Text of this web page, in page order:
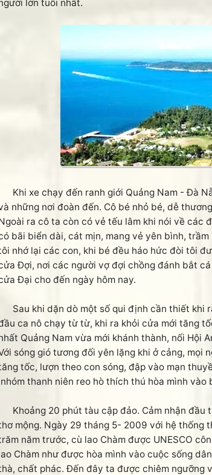
lớn tuổi nhất.
Khi xe chạy đến ranh giới Quảng Nam - Đà
những nơi đoàn đến. Cô bé nhỏ bé, dễ
ra cô ta còn có vẻ tếu lâm khi nói về các
bãi biển dài, cát mịn, mang vẻ yên bình,
nhớ lại các con, khi bé đều háo hức đòi tôi
Đợi, nơi các người vợ đợi chồng đánh bắt
Đại cho đến ngày hôm nay.
Sau khi dặn dò một số qui định cần thiết khi
ca nô chạy từ từ, khi ra khỏi cửa mới tăng
Quảng Nam vừa mới khánh thành, nối Hội
sóng gió tương đối yên lặng khi ở cảng, mọi
tốc, lượn theo con sóng, đập vào mạn
thanh niên reo hò thích thú hòa mình vào
Khoảng 20 phút tàu cập đảo. Cảm nhận đầu
mộng. Ngày 29 tháng 5- 2009 với hệ thống
năm trước, cù lao Chàm được UNESCO
Chàm như được hòa mình vào cuộc sống
chất phác. Đến đây ta được chiêm ngưỡng